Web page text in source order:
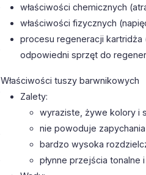
właściwości chemicznych
właściwości fizycznych
procesu regeneracji kartridża
odpowiedni sprzęt do
Właściwości tuszy barwnikowych
Zalety:
wyraziste, żywe kolory i
nie powoduje
bardzo wysoka
płynne przejścia tonalne